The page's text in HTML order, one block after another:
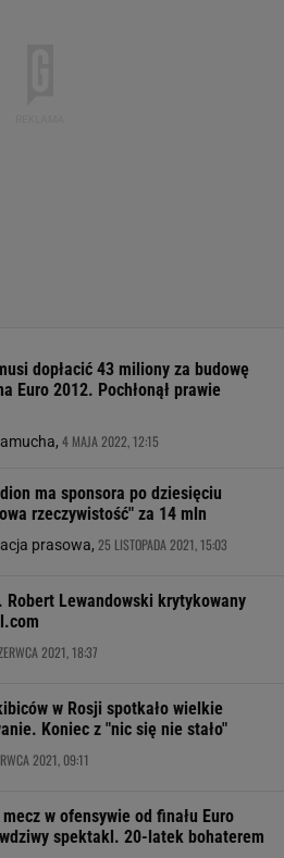
dopłacić 43 miliony za budowę
Euro 2012. Pochłonął prawie
4 MAJA 2022, 12:15
ma sponsora po dziesięciu
rzeczywistość" za 14 mln
prasowa, 25 LISTOPADA 2021, 15:03
Robert Lewandowski krytykowany
2021, 18:37
w Rosji spotkało wielkie
Koniec z "nic się nie stało"
2021, 09:11
w ofensywie od finału Euro
spektakl. 20-latek bohaterem